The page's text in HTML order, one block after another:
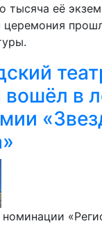
тысяча её
церемония
в
номинации